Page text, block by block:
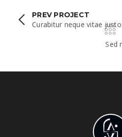
PREV PROJECT
Curabitur neque vitae justo
Sed